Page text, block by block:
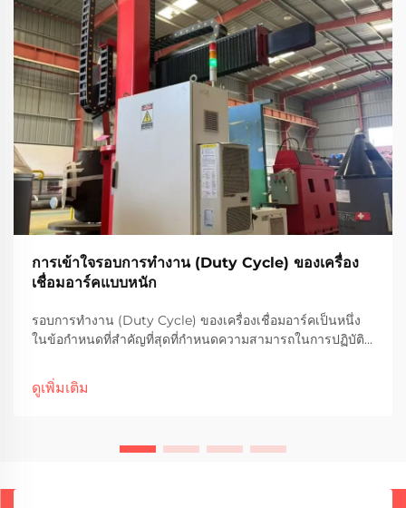
การเข้าใจรอบการทำงาน (Duty Cycle) ของเครื่อง
เชื่อมอาร์คแบบหนัก
รอบการทำงาน (Duty Cycle) ของเครื่องเชื่อมอาร์คเป็นหนึ่ง
ในข้อกำหนดที่สำคัญที่สุดที่กำหนดความสามารถในการปฏิบัติ
แบบหนัก ค่าตัวนี้ระบุระยะเวลาที่เครื่องเชื่อมอาร์คของคุณ
สามารถทำงานได้ต่อเนื่องภายใต้สภาวะโหลดที่กำหนดก่อนต้อง
ดูเพิ่มเติม